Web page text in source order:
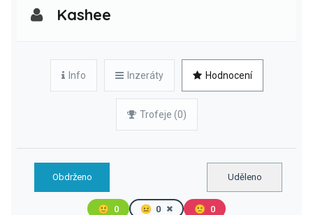
Kashee
Info Inzeráty Hodnocení
Trofeje (0)
Obdrženo Uděleno
🙂 0 😐 0 🙁 0